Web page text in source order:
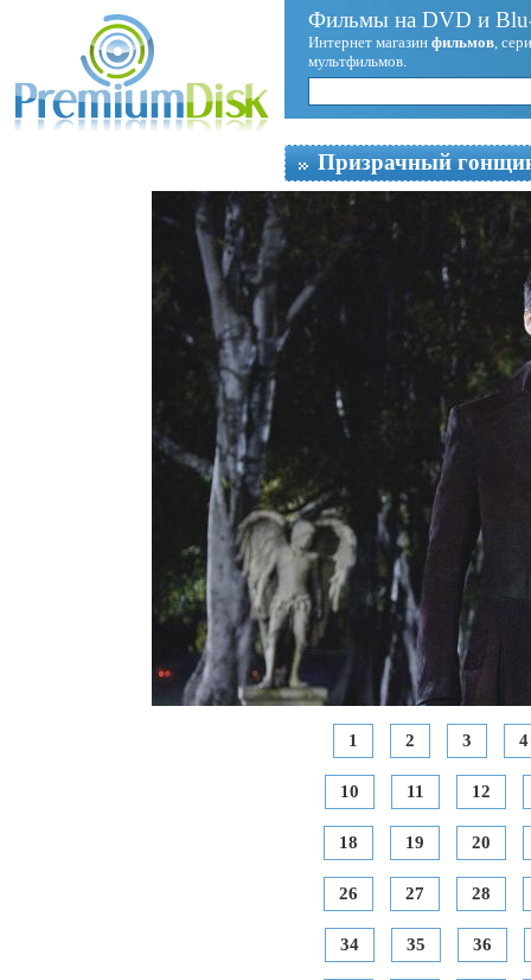
Фильмы на DVD и
Интернет магазин фильмов,
мультфильмов.
Призрачный
1 2 3 4
10 11 12
18 19 20
26 27 28
34 35 36